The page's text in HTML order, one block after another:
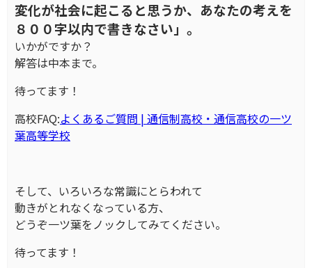
変化が社会に起こると思うか、あなたの考えを
８００字以内で書きなさい」。
いかがですか？
解答は中本まで。
待ってます！
高校FAQ:よくあるご質問 | 通信制高校・通信高校の一ツ
葉高等学校
そして、いろいろな常識にとらわれて
動きがとれなくなっている方、
どうぞ一ツ葉をノックしてみてください。
待ってます！